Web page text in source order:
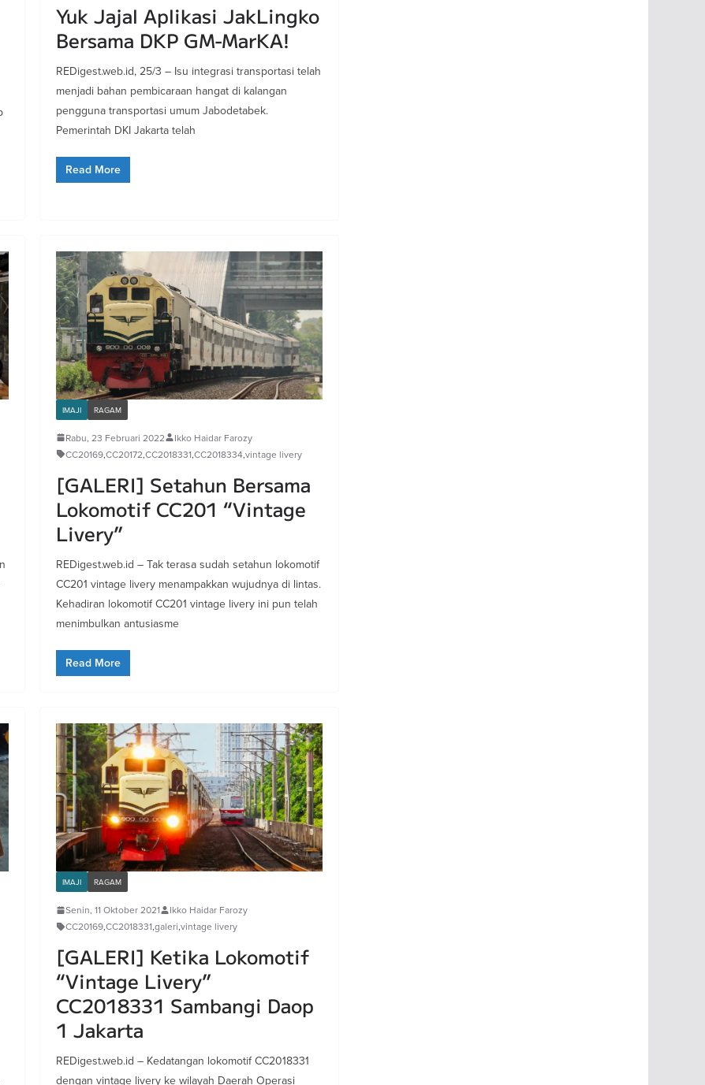
Yuk Jajal Aplikasi JakLingko
Bersama DKP GM-MarKA!
REDigest.web.id, 25/3 – Isu integrasi transportasi telah
menjadi bahan pembicaraan hangat di kalangan
pengguna transportasi umum Jabodetabek.
Pemerintah DKI Jakarta telah
Read More
IMAJI RAGAM
Rabu, 23 Februari 2022
Ikko Haidar Farozy
CC20169,CC20172,CC2018331,CC2018334,vintage livery
[GALERI] Setahun Bersama
Lokomotif CC201 “Vintage
Livery”
REDigest.web.id – Tak terasa sudah setahun lokomotif
CC201 vintage livery menampakkan wujudnya di lintas.
Kehadiran lokomotif CC201 vintage livery ini pun telah
menimbulkan antusiasme
Read More
IMAJI RAGAM
Senin, 11 Oktober 2021
Ikko Haidar Farozy
CC20169,CC2018331,galeri,vintage livery
[GALERI] Ketika Lokomotif
“Vintage Livery”
CC2018331 Sambangi Daop
1 Jakarta
REDigest.web.id – Kedatangan lokomotif CC2018331
dengan vintage livery ke wilayah Daerah Operasi